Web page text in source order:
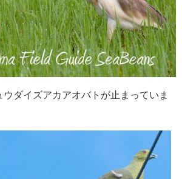
ダイズアカアオバトが止まっていま